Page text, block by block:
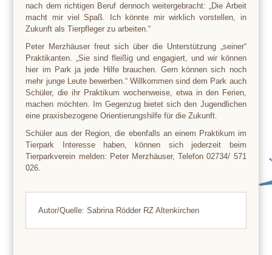
nach dem richtigen Beruf dennoch weitergebracht: „Die Arbeit
macht mir viel Spaß. Ich könnte mir wirklich vorstellen, in
Zukunft als Tierpfleger zu arbeiten.“
Peter Merzhäuser freut sich über die Unterstützung „seiner“
Praktikanten. „Sie sind fleißig und engagiert, und wir können
hier im Park ja jede Hilfe brauchen. Gern können sich noch
mehr junge Leute bewerben.“ Willkommen sind dem Park auch
Schüler, die ihr Praktikum wochenweise, etwa in den Ferien,
machen möchten. Im Gegenzug bietet sich den Jugendlichen
eine praxisbezogene Orientierungshilfe für die Zukunft.
Schüler aus der Region, die ebenfalls an einem Praktikum im
Tierpark Interesse haben, können sich jederzeit beim
Tierparkverein melden: Peter Merzhäuser, Telefon 02734/ 571
026.
Autor/Quelle: Sabrina Rödder RZ Altenkirchen